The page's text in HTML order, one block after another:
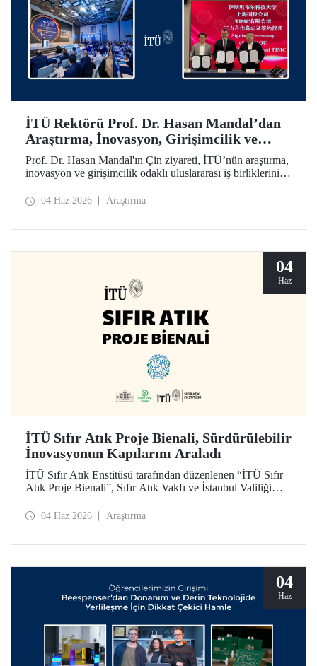
İTÜ Rektörü Prof. Dr. Hasan Mandal’dan
Araştırma, İnovasyon, Girişimcilik ve
Teknoloji Odaklı Uluslararası İş
Birliklerini Güçlendiren Çin Ziyareti
Prof. Dr. Hasan Mandal'ın Çin ziyareti, İTÜ’nün araştırma,
inovasyon ve girişimcilik odaklı uluslararası iş birliklerini
owned Capital Investment Co. (SSCI) ve TIMC ile İTÜ
04 Haz 2026 Araştırma
04
Haz
İTÜ Sıfır Atık Proje Bienali, Sürdürülebilir
İnovasyonun Kapılarını Araladı
İTÜ Sıfır Atık Enstitüsü tarafından düzenlenen “İTÜ Sıfır
Atık Proje Bienali”, Sıfır Atık Vakfı ve İstanbul Valiliği
kapsamında 3 Haziran 2026’da İTÜ Süleyman Demirel
04 Haz 2026 Araştırma
04
Haz